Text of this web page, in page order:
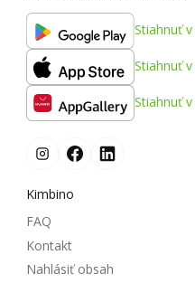
Stiahnuť v
Stiahnuť v
Stiahnuť v
Kimbino
FAQ
Kontakt
Nahlásiť obsah